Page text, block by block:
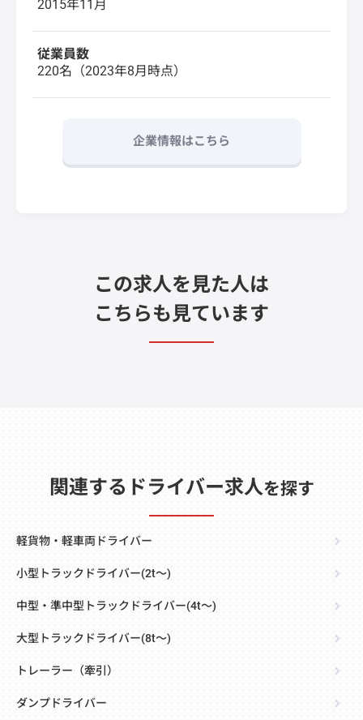
2015年11月
従業員数
220名（2023年8月時点）
企業情報はこちら
この求人を見た人は
こちらも見ています
関連するドライバー求人を探す
軽貨物・軽車両ドライバー
小型トラックドライバー(2t～)
中型・準中型トラックドライバー(4t～)
大型トラックドライバー(8t～)
トレーラー（牽引）
ダンプドライバー